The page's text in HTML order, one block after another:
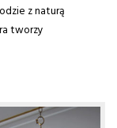
z naturą
tworzy